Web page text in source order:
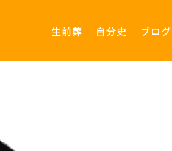
生前葬 自分史 ブログ